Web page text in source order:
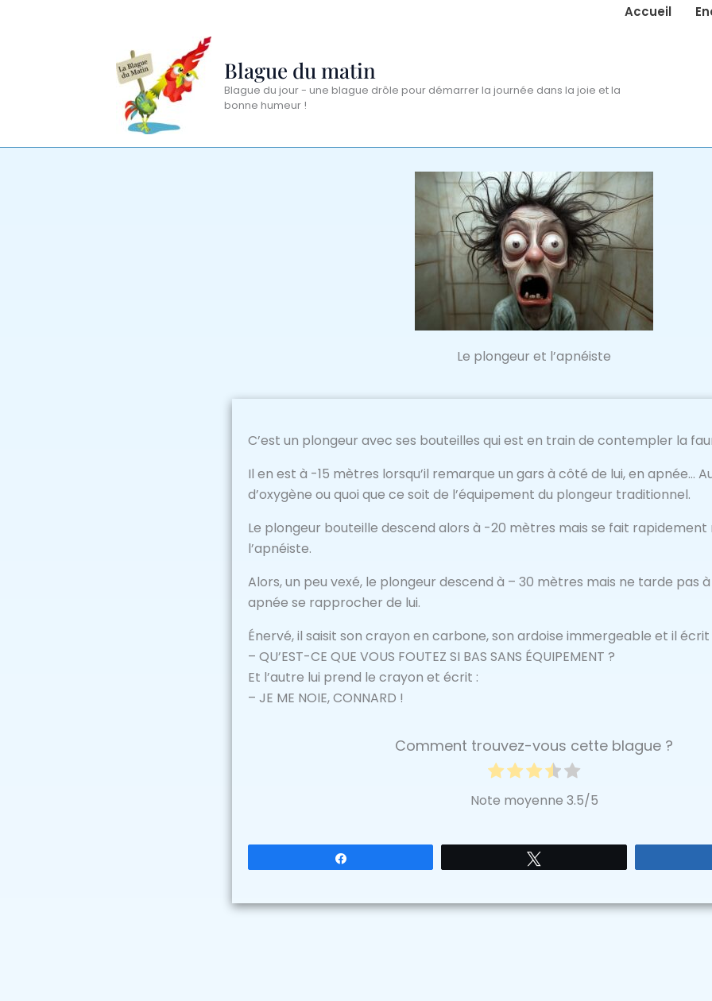
Accueil
Blague du matin
Blague du jour - une blague drôle pour démarrer la journée dans la joie et la
bonne humeur !
Le plongeur et l’apnéiste
C’est un plongeur avec ses bouteilles qui est en train de contempler la
Il en est à -15 mètres lorsqu’il remarque un gars à côté de lui, en apnée…
d’oxygène ou quoi que ce soit de l’équipement du plongeur traditionnel.
Le plongeur bouteille descend alors à -20 mètres mais se fait
l’apnéiste.
Alors, un peu vexé, le plongeur descend à – 30 mètres mais ne tarde pas
apnée se rapprocher de lui.
Énervé, il saisit son crayon en carbone, son ardoise immergeable et il écrit
– QU’EST-CE QUE VOUS FOUTEZ SI BAS SANS ÉQUIPEMENT ?
Et l’autre lui prend le crayon et écrit :
– JE ME NOIE, CONNARD !
Comment trouvez-vous cette blague ?
Note moyenne 3.5/5